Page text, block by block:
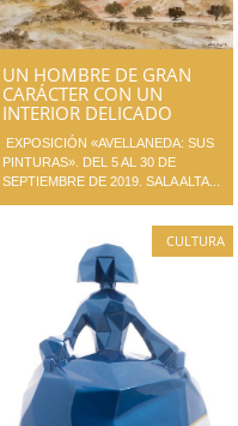
UN HOMBRE DE GRAN
CARÁCTER CON UN
INTERIOR DELICADO
EXPOSICIÓN «AVELLANEDA: SUS
PINTURAS». DEL 5 AL 30 DE
SEPTIEMBRE DE 2019. SALA ALTA...
CULTURA